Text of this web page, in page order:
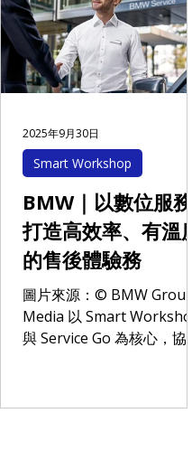
BMW｜以數位服務
打造高效率、有溫度
的售後體驗務
圖片來源：© BMW Group
Media 以 Smart Workshop
與 Service Go 為核心，協助
型。 透過自動化溝通與流程
Smart Workshop
2025年9月30日